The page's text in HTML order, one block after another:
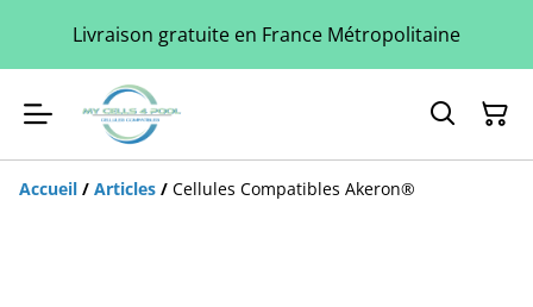
Livraison gratuite en France Métropolitaine
Accueil / Articles / Cellules Compatibles Akeron®